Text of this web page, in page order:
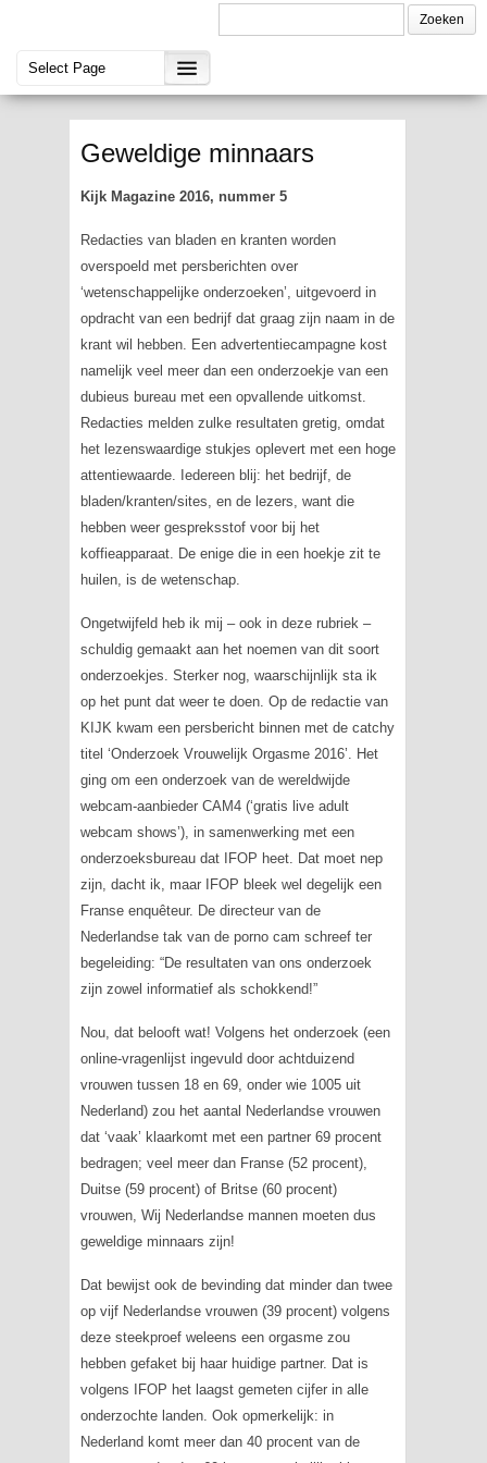
Geweldige minnaars
Kijk Magazine 2016, nummer 5
Redacties van bladen en kranten worden
overspoeld met persberichten over
‘wetenschappelijke onderzoeken’, uitgevoerd in
opdracht van een bedrijf dat graag zijn naam in de
krant wil hebben. Een advertentiecampagne kost
namelijk veel meer dan een onderzoekje van een
dubieus bureau met een opvallende uitkomst.
Redacties melden zulke resultaten gretig, omdat
het lezenswaardige stukjes oplevert met een hoge
attentiewaarde. Iedereen blij: het bedrijf, de
bladen/kranten/sites, en de lezers, want die
hebben weer gespreksstof voor bij het
koffieapparaat. De enige die in een hoekje zit te
huilen, is de wetenschap.
Ongetwijfeld heb ik mij – ook in deze rubriek –
schuldig gemaakt aan het noemen van dit soort
onderzoekjes. Sterker nog, waarschijnlijk sta ik
op het punt dat weer te doen. Op de redactie van
KIJK kwam een persbericht binnen met de catchy
titel ‘Onderzoek Vrouwelijk Orgasme 2016’. Het
ging om een onderzoek van de wereldwijde
webcam-aanbieder CAM4 (‘gratis live adult
webcam shows’), in samenwerking met een
onderzoeksbureau dat IFOP heet. Dat moet nep
zijn, dacht ik, maar IFOP bleek wel degelijk een
Franse enquêteur. De directeur van de
Nederlandse tak van de porno cam schreef ter
begeleiding: “De resultaten van ons onderzoek
zijn zowel informatief als schokkend!”
Nou, dat belooft wat! Volgens het onderzoek (een
online-vragenlijst ingevuld door achtduizend
vrouwen tussen 18 en 69, onder wie 1005 uit
Nederland) zou het aantal Nederlandse vrouwen
dat ‘vaak’ klaarkomt met een partner 69 procent
bedragen; veel meer dan Franse (52 procent),
Duitse (59 procent) of Britse (60 procent)
vrouwen, Wij Nederlandse mannen moeten dus
geweldige minnaars zijn!
Dat bewijst ook de bevinding dat minder dan twee
op vijf Nederlandse vrouwen (39 procent) volgens
deze steekproef weleens een orgasme zou
hebben gefaket bij haar huidige partner. Dat is
volgens IFOP het laagst gemeten cijfer in alle
onderzochte landen. Ook opmerkelijk: in
Nederland komt meer dan 40 procent van de